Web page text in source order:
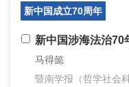
新中国成立70周年
新中国涉海法治70
马得懿
暨南学报（哲学社会